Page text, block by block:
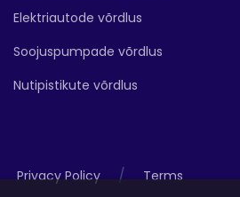
Elektriautode võrdlus
Soojuspumpade võrdlus
Nutipistikute võrdlus
Privacy Policy / Terms